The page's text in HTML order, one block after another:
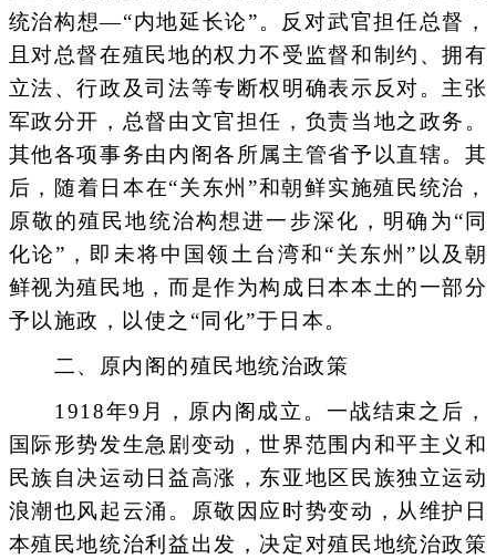
统治构想—“内地延长论”。反对武官担任总督，
且对总督在殖民地的权力不受监督和制约、拥有
立法、行政及司法等专断权明确表示反对。主张
军政分开，总督由文官担任，负责当地之政务。
其他各项事务由内阁各所属主管省予以直辖。其
后，随着日本在“关东州”和朝鲜实施殖民统治，
原敬的殖民地统治构想进一步深化，明确为“同
化论”，即未将中国领土台湾和“关东州”以及朝
鲜视为殖民地，而是作为构成日本本土的一部分
予以施政，以使之“同化”于日本。
二、原内阁的殖民地统治政策
1918年9月，原内阁成立。一战结束之后，
国际形势发生急剧变动，世界范围内和平主义和
民族自决运动日益高涨，东亚地区民族独立运动
浪潮也风起云涌。原敬因应时势变动，从维护日
本殖民地统治利益出发，决定对殖民地统治政策